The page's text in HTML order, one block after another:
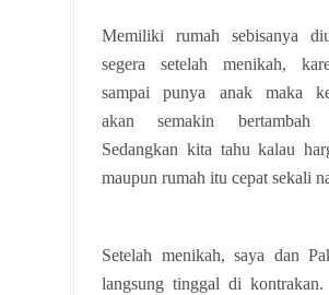
Memiliki rumah sebisanya
segera setelah menikah,
sampai punya anak maka
akan semakin bertambah
Sedangkan kita tahu kalau
maupun rumah itu cepat sekali
Setelah menikah, saya dan
langsung tinggal di kontrakan.